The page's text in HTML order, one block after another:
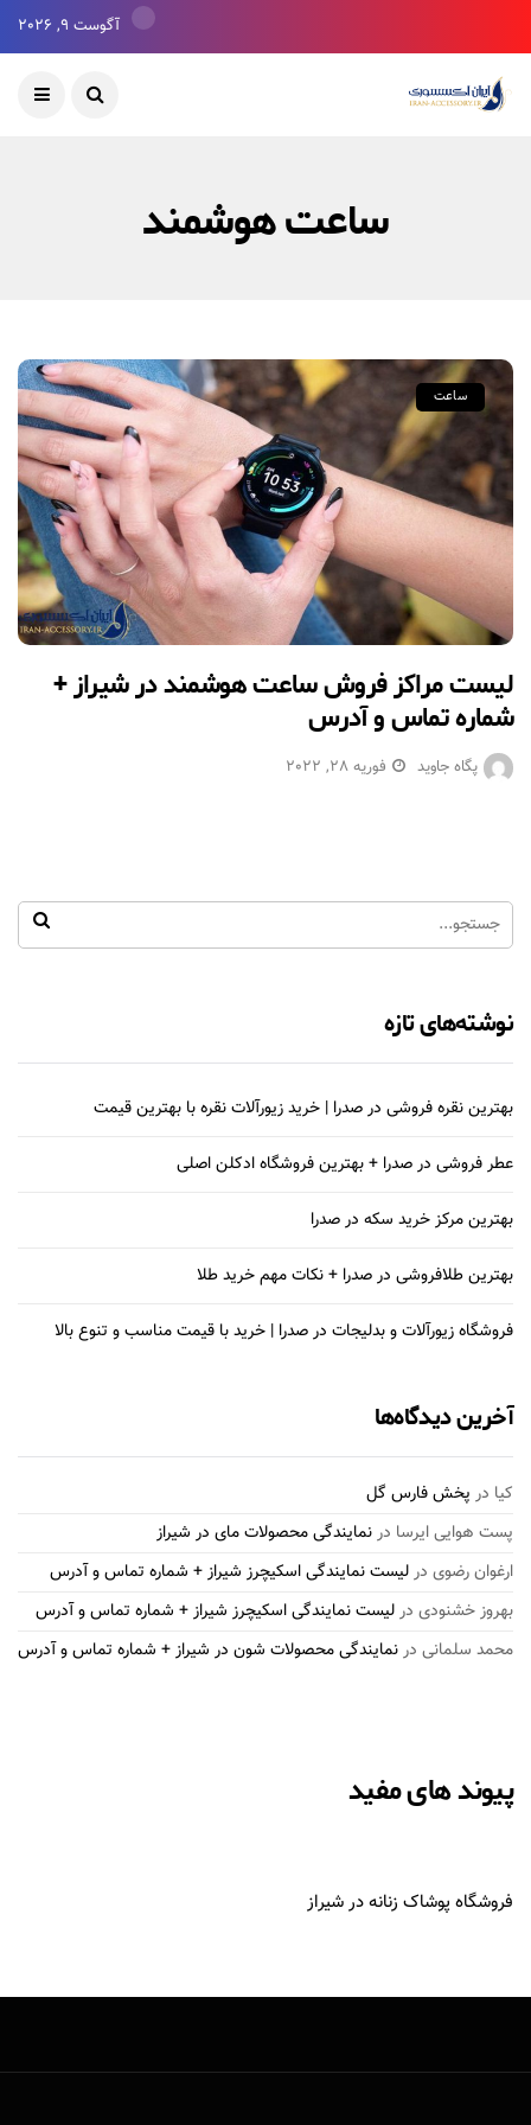
آگوست 9, 2026
ساعت هوشمند
ساعت
لیست مراکز فروش ساعت هوشمند در شیراز +
شماره تماس و آدرس
پگاه جاوید فوریه 28, 2022
نوشته‌های تازه
بهترین نقره فروشی در صدرا | خرید زیورآلات نقره با بهترین قیمت
عطر فروشی در صدرا + بهترین فروشگاه ادکلن اصلی
بهترین مرکز خرید سکه در صدرا
بهترین طلافروشی در صدرا + نکات مهم خرید طلا
فروشگاه زیورآلات و بدلیجات در صدرا | خرید با قیمت مناسب و تنوع بالا
آخرین دیدگاه‌ها
کیا در پخش فارس گل
پست هوایی ایرسا درنمایندگی محصولات مای در شیراز
ارغوان رضوی درلیست نمایندگی اسکیچرز شیراز + شماره تماس و آدرس
بهروز خشنودی درلیست نمایندگی اسکیچرز شیراز + شماره تماس و آدرس
محمد سلمانی درنمایندگی محصولات شون در شیراز + شماره تماس و آدرس
پیوند های مفید
فروشگاه پوشاک زنانه در شیراز